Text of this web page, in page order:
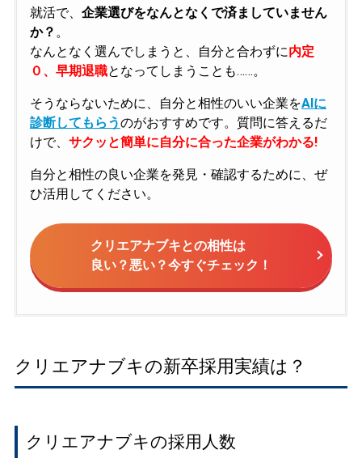
就活で、 企業選びをなんとなくで済ましていません
か？ 。
なんとなく選んでしまうと、自分と合わずに内定
０、早期退職となってしまうことも……。
そうならないために、自分と相性のいい企業をAIに
診断してもらうのがおすすめです。質問に答えるだ
けで、 サクッと簡単に自分に合った企業がわかる!
自分と相性の良い企業を発見・確認するために、ぜ
ひ活用してください。
クリエアナブキとの相性は
良い？悪い？今すぐチェック！
クリエアナブキの新卒採用実績は？
クリエアナブキの採用人数